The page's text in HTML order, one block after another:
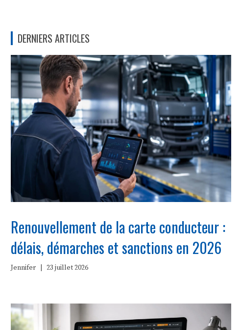
DERNIERS ARTICLES
Renouvellement de la carte conducteur :
délais, démarches et sanctions en 2026
Jennifer 23 juillet 2026